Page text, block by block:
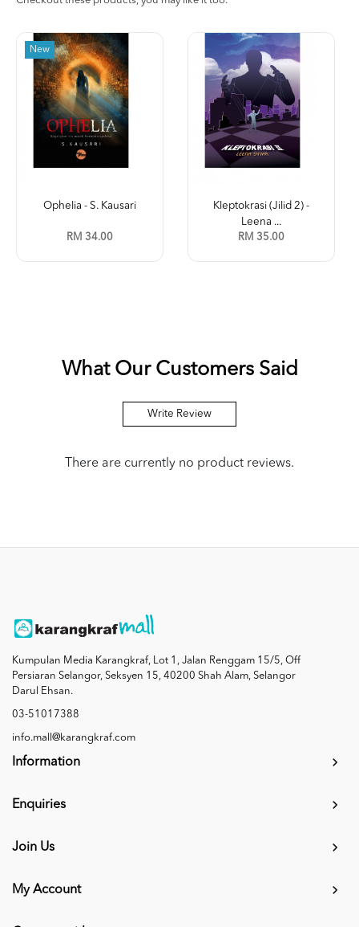
New
Ophelia - S. Kausari
RM 34.00
Kleptokrasi (Jilid 2) -
Leena ...
RM 35.00
What Our Customers Said
Write Review
There are currently no product reviews.
Kumpulan Media Karangkraf, Lot 1, Jalan Renggam 15/5, Off
Persiaran Selangor, Seksyen 15, 40200 Shah Alam, Selangor
Darul Ehsan.
03-51017388
info.mall@karangkraf.com
Information
Enquiries
Join Us
My Account